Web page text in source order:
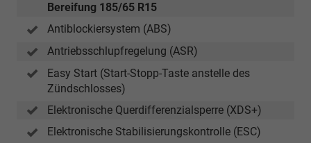
Bereifung 185/65 R15
Antiblockiersystem (ABS)
Antriebsschlupfregelung (ASR)
Easy Start (Start-Stopp-Taste anstelle des
Zündschlosses)
Elektronische Querdifferenzialsperre (XDS+)
Elektronische Stabilisierungskontrolle (ESC)